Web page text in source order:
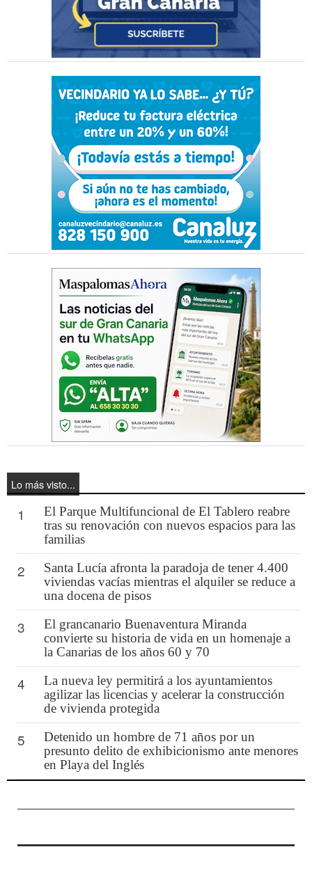
Lo más visto...
1
El Parque Multifuncional de El Tablero reabre
tras su renovación con nuevos espacios para las
familias
2
Santa Lucía afronta la paradoja de tener 4.400
viviendas vacías mientras el alquiler se reduce a
una docena de pisos
3
El grancanario Buenaventura Miranda
convierte su historia de vida en un homenaje a
la Canarias de los años 60 y 70
4
La nueva ley permitirá a los ayuntamientos
agilizar las licencias y acelerar la construcción
de vivienda protegida
5
Detenido un hombre de 71 años por un
presunto delito de exhibicionismo ante menores
en Playa del Inglés